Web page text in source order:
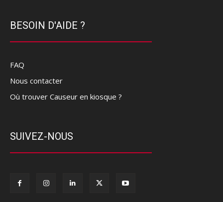
BESOIN D'AIDE ?
FAQ
Nous contacter
Où trouver Causeur en kiosque ?
SUIVEZ-NOUS